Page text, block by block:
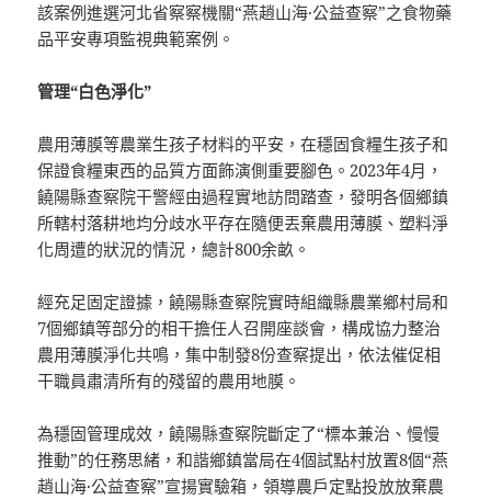
該案例進選河北省察察機關“燕趙山海·公益查察”之食物藥
品平安專項監視典範案例。
管理“白色淨化”
農用薄膜等農業生孩子材料的平安，在穩固食糧生孩子和
保證食糧東西的品質方面飾演側重要腳色。2023年4月，
饒陽縣查察院干警經由過程實地訪問踏查，發明各個鄉鎮
所轄村落耕地均分歧水平存在隨便丟棄農用薄膜、塑料淨
化周遭的狀況的情況，總計800余畝。
經充足固定證據，饒陽縣查察院實時組織縣農業鄉村局和
7個鄉鎮等部分的相干擔任人召開座談會，構成協力整治
農用薄膜淨化共鳴，集中制發8份查察提出，依法催促相
干職員肅清所有的殘留的農用地膜。
為穩固管理成效，饒陽縣查察院斷定了“標本兼治、慢慢
推動”的任務思緒，和諧鄉鎮當局在4個試點村放置8個“燕
趙山海·公益查察”宣揚實驗箱，領導農戶定點投放放棄農